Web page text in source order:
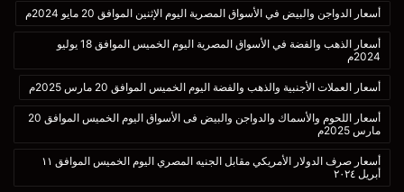
أسعار الدواجن والبيض في الأسواق المصرية اليوم الإثنين الموافق 20 مايو 2024م
أسعار الذهب والفضة في الأسواق المصرية اليوم الخميس الموافق 18 يوليو
2024م
أسعار العملات الأجنبية والذهب والفضة اليوم الخميس الموافق 20 مارس 2025م
أسعار اللحوم والأسماك والدواجن والبيض فى الأسواق اليوم الخميس الموافق 20
مارس 2025م
أسعار صرف الدولار الأمريكي مقابل الجنيه المصري اليوم الخميس الموافق ١١
أبريل ٢٠٢٤